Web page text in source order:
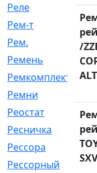
Реле
Рем-т
Рем.
Ремень
Ремкомплект
Ремни
Реостат
Ресничка
Рессора
Рессорный
/